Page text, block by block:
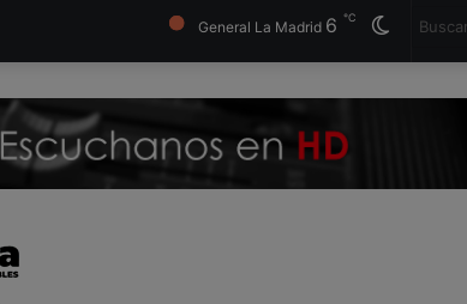
Cambiar
modo
General La Madrid 6 ℃